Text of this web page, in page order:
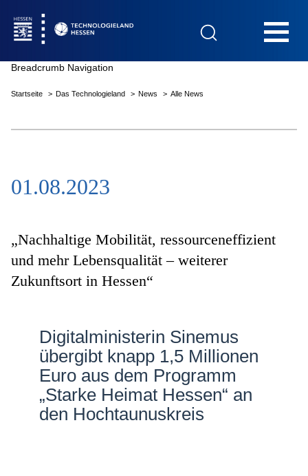
Das Technologieland
Innovationsfelder
Beratung & Förderung
Netzwerke
Breadcrumb Navigation
Startseite Das Technologieland News Alle News
01.08.2023
„Nachhaltige Mobilität, ressourceneffizient
und mehr Lebensqualität – weiterer
Zukunftsort in Hessen“
Digitalministerin Sinemus
übergibt knapp 1,5 Millionen
Euro aus dem Programm
„Starke Heimat Hessen“ an
den Hochtaunuskreis